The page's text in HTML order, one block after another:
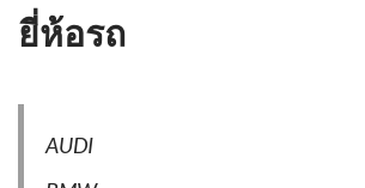
ยี่ห้อรถ
AUDI